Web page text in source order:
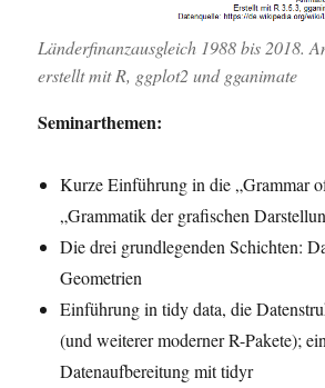
Länderfinanzausgleich 1988 bis 2018.
erstellt mit R, ggplot2 und gganimate
Seminarthemen:
Kurze Einführung in die „Grammar
„Grammatik der grafischen
Die drei grundlegenden Schichten:
Geometrien
Einführung in tidy data, die
(und weiterer moderner R-Pakete);
Datenaufbereitung mit tidyr